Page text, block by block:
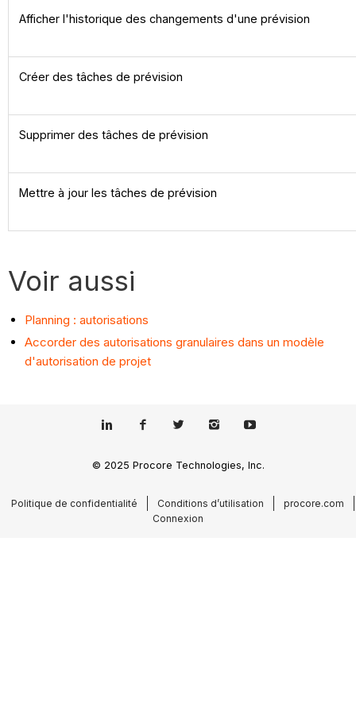
Afficher l'historique des changements d'une prévision
Créer des tâches de prévision
Supprimer des tâches de prévision
Mettre à jour les tâches de prévision
Voir aussi
Planning : autorisations
Accorder des autorisations granulaires dans un modèle
d'autorisation de projet
© 2025 Procore Technologies, Inc.
Politique de confidentialité Conditions d’utilisation
procore.com
Connexion